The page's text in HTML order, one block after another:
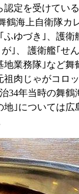
認定を受けてい
鶴海上自衛隊カ
ゆづき｣、護衛
｣、 護衛艦｢せ
業務隊｣など
肉じゃがコロ
34年当時の舞
｣については広